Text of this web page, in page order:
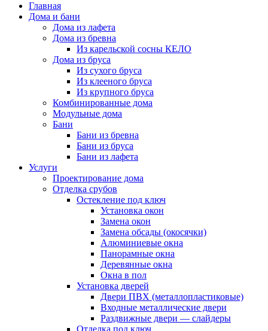
Главная
Дома и бани
Дома из лафета
Дома из бревна
Из карельской сосны КЕЛО
Дома из бруса
Из сухого бруса
Из клееного бруса
Из крупного бруса
Комбинированные дома
Модульные дома
Бани
Бани из бревна
Бани из бруса
Бани из лафета
Услуги
Проектирование дома
Отделка срубов
Остекление под ключ
Установка окон
Замена окон
Замена обсады (окосячки)
Алюминиевые окна
Панорамные окна
Деревянные окна
Окна в пол
Установка дверей
Двери ПВХ (металлопластиковые)
Входные металлические двери
Раздвижные двери — слайдеры
Отделка под ключ